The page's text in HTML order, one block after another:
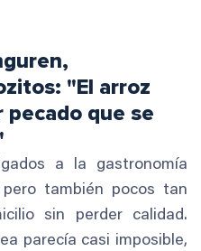
"El arroz
pecado que se
a la gastronomía
también pocos tan
sin perder calidad.
parecía casi imposible,